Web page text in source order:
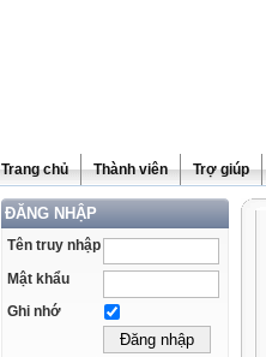
Trang chủ Thành viên Trợ giúp
ĐĂNG NHẬP
Tên truy nhập
Mật khẩu
Ghi nhớ